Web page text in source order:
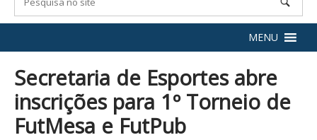
MENU
Secretaria de Esportes abre
inscrições para 1º Torneio de
FutMesa e FutPub